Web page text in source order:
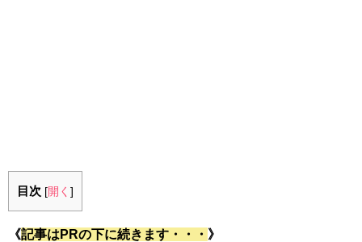
目次 [開く ]
《記事はPRの下に続きます・・・ 》